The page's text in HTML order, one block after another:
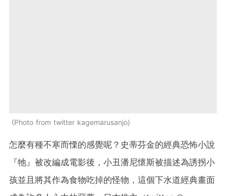
Photo from twitter kagemarusanjo
怎麼有種不寒而慄的感覺呢？史蒂芬金的經典恐怖小說
『牠』被改編成電影後，小丑潘尼懷斯被描述為誘拐小
孩並且將其作為食物吃掉的怪物，這個下水道經典畫面